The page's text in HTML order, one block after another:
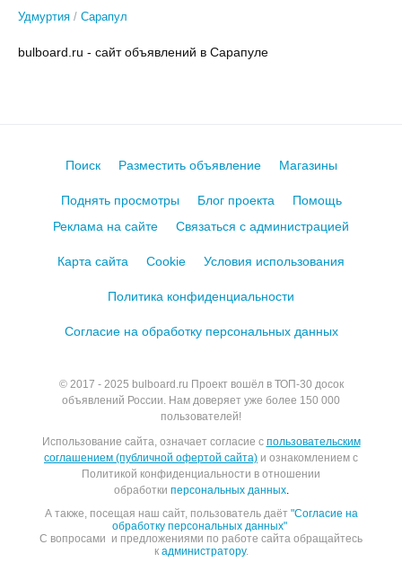
Удмуртия Сарапул
bulboard.ru - сайт объявлений в Сарапуле
© 2017 - 2025 bulboard.ru Проект вошёл в ТОП-30 досок
объявлений России. Нам доверяет уже более 150 000
пользователей!
Использование сайта, означает согласие с пользовательским
соглашением (публичной офертой сайта) и ознакомлением с
Политикой конфиденциальности в отношении
обработки персональных данных.
А также, посещая наш сайт, пользователь даёт "Согласие на
обработку персональных данных"
С вопросами и предложениями по работе сайта обращайтесь
к администратору.
Поиск Разместить объявление Магазины
Поднять просмотры Блог проекта
Помощь
Реклама на сайте
Связаться с администрацией
Карта сайта Cookie Условия использования
Политика конфиденциальности
Согласие на обработку персональных данных